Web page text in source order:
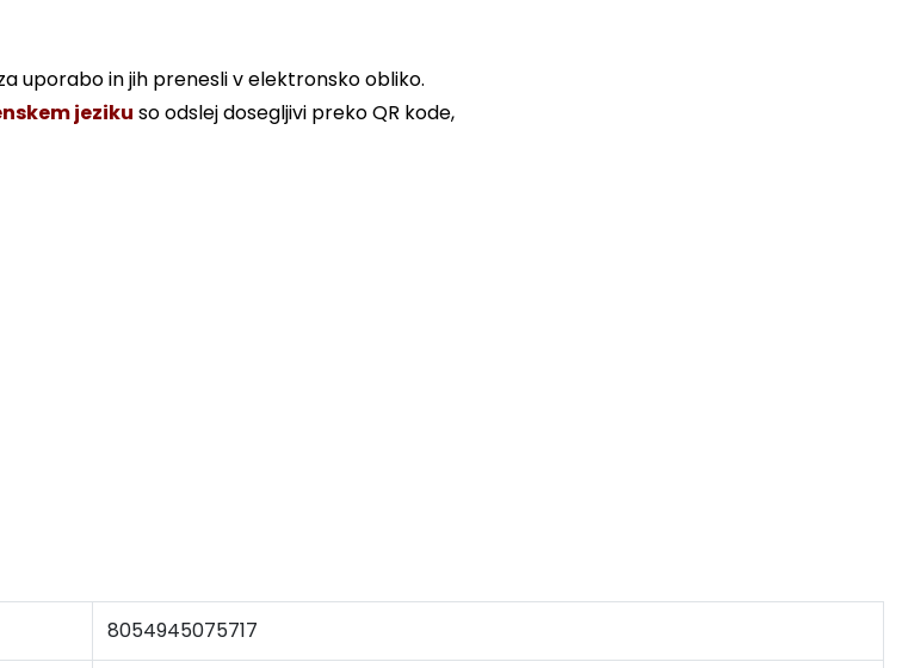
uporabo in jih prenesli v elektronsko obliko.
jeziku so odslej dosegljivi preko QR kode,
8054945075717